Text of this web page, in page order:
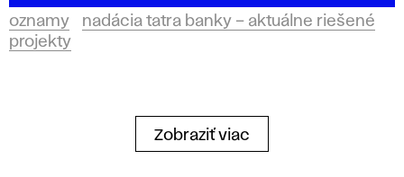
oznamy
nadácia tatra banky – aktuálne riešené
projekty
Zobraziť viac